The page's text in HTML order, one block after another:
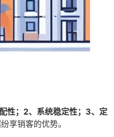
性；2、系统稳定性；3、定
享销客的优势。